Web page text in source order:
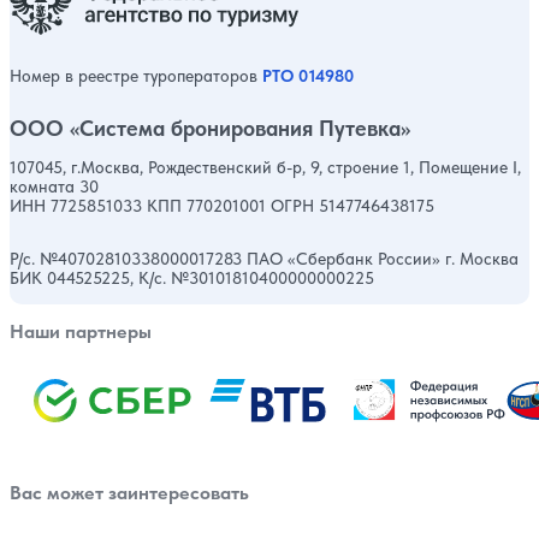
Номер в реестре туроператоров РТО 014980
ООО «Система бронирования Путевка»
107045, г.Москва, Рождественский б-р, 9, строение 1, Помещение I,
комната 30
ИНН 7725851033 КПП 770201001 ОГРН 5147746438175
Р/с. №40702810338000017283 ПАО «Сбербанк России» г. Москва
БИК 044525225, К/с. №30101810400000000225
Наши партнеры
Вас может заинтересовать